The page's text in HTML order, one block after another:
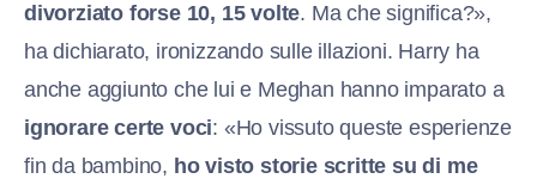
divorziato forse 10, 15 volte. Ma che significa?»,
ha dichiarato, ironizzando sulle illazioni. Harry ha
anche aggiunto che lui e Meghan hanno imparato a
ignorare certe voci: «Ho vissuto queste esperienze
fin da bambino, ho visto storie scritte su di me